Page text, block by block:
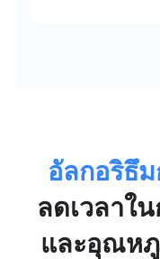
อัลกอริธึ
ลดเวลาใ
และอุณหภู